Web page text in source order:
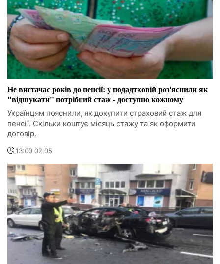
Не вистачає років до пенсії: у подадтковій роз'яснили як
"відшукати" потрібний стаж - доступно кожному
Українцям пояснили, як докупити страховий стаж для
пенсії. Скільки коштує місяць стажу та як оформити
договір.
13:00 02.05